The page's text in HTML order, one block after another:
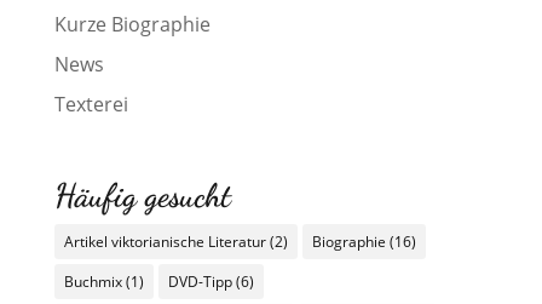
Kurze Biographie
News
Texterei
Häufig gesucht
Artikel viktorianische Literatur(2) Biographie (16)
Buchmix(1) DVD-Tipp(6)